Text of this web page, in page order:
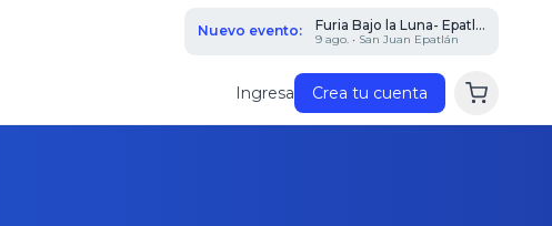
Nuevo evento: Furia Bajo la Luna- Epatl...
9 ago. • San Juan Epatlán
Ingresa Crea tu cuenta